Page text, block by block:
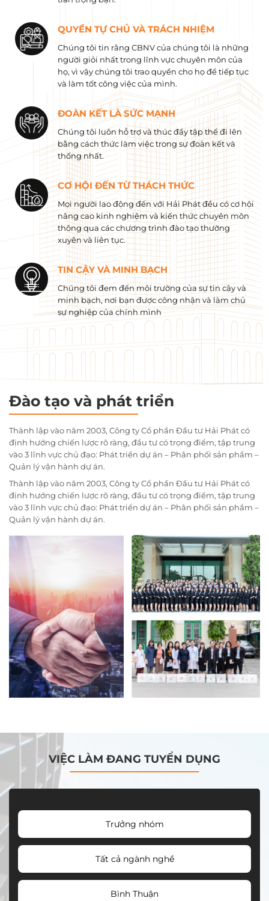
QUYỀN TỰ CHỦ VÀ TRÁCH NHIỆM
Chúng tôi tin rằng CBNV của chúng tôi là những
người giỏi nhất trong lĩnh vực chuyên môn của
họ, vì vậy chúng tôi trao quyền cho họ để tiếp tục
và làm tốt công việc của mình.
ĐOÀN KẾT LÀ SỨC MẠNH
Chúng tôi luôn hỗ trợ và thúc đẩy tập thể đi lên
bằng cách thức làm việc trong sự đoàn kết và
thống nhất.
CƠ HỘI ĐẾN TỪ THÁCH THỨC
Mọi người lao động đến với Hải Phát đều có cơ hội
nâng cao kinh nghiệm và kiến ​​thức chuyên môn
thông qua các chương trình đào tạo thường
xuyên và liên tục.
TIN CẬY VÀ MINH BẠCH
Chúng tôi đem đến môi trường của sự tin cậy và
minh bạch, nơi bạn được công nhận và làm chủ
sự nghiệp của chính mình
Đào tạo và phát triển
Thành lập vào năm 2003, Công ty Cổ phần Đầu tư Hải Phát có
định hướng chiến lược rõ ràng, đầu tư có trọng điểm, tập trung
vào 3 lĩnh vực chủ đạo: Phát triển dự án – Phân phối sản phẩm –
Quản lý vận hành dự án.
Thành lập vào năm 2003, Công ty Cổ phần Đầu tư Hải Phát có
định hướng chiến lược rõ ràng, đầu tư có trọng điểm, tập trung
vào 3 lĩnh vực chủ đạo: Phát triển dự án – Phân phối sản phẩm –
Quản lý vận hành dự án.
VIỆC LÀM ĐANG TUYỂN DỤNG
Trưởng nhóm
Tất cả ngành nghề
Bình Thuận